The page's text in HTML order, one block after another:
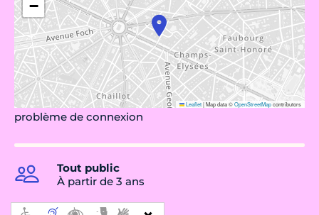
−
Leaflet|Map data ©OpenStreetMapcontributors
problème de connexion
Tout public
À partir de 3 ans